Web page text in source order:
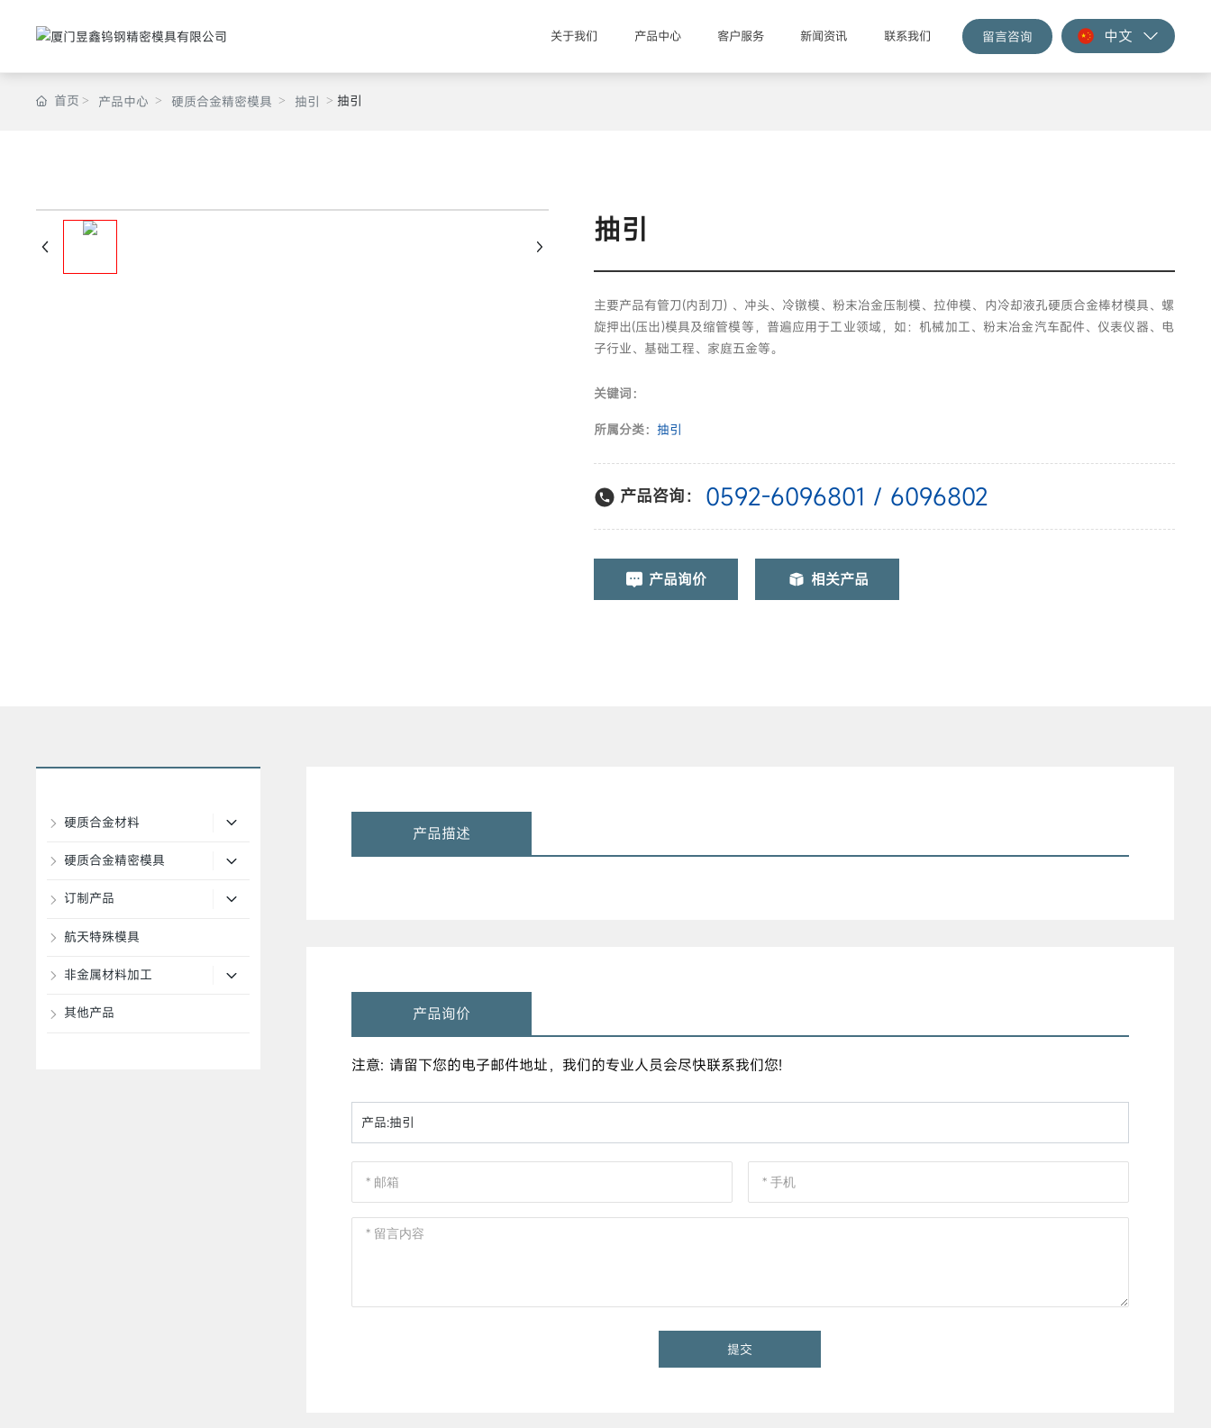
关于我们 产品中心 客户服务 新闻资讯 联系我们 留言咨询 中文
首页 产品中心 硬质合金精密模具 抽引 抽引
抽引
主要产品有管刀(内刮刀) 、冲头、冷镦模、粉末冶金压制模、拉伸模、内冷却液孔硬质合金棒材模具、螺
旋押出(压出)模具及缩管模等，普遍应用于工业领域，如：机械加工、粉末冶金汽车配件、仪表仪器、电
子行业、基础工程、家庭五金等。
关键词：
所属分类： 抽引
产品咨询： 0592-6096801 / 6096802
产品询价 相关产品
硬质合金材料
硬质合金精密模具
订制产品
航天特殊模具
非金属材料加工
其他产品
产品描述
产品询价
注意: 请留下您的电子邮件地址，我们的专业人员会尽快联系我们您!
产品:抽引
提交